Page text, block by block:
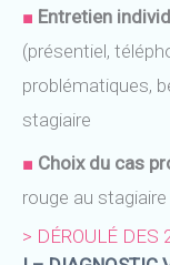
■ Entretien
(présentiel,
problématiques,
stagiaire
■ Choix du cas
rouge au stagiaire
> DÉROULÉ DES